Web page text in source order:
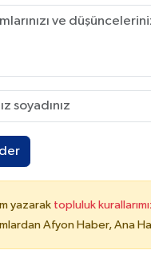
yazarak topluluk
Afyon Haber, Ana